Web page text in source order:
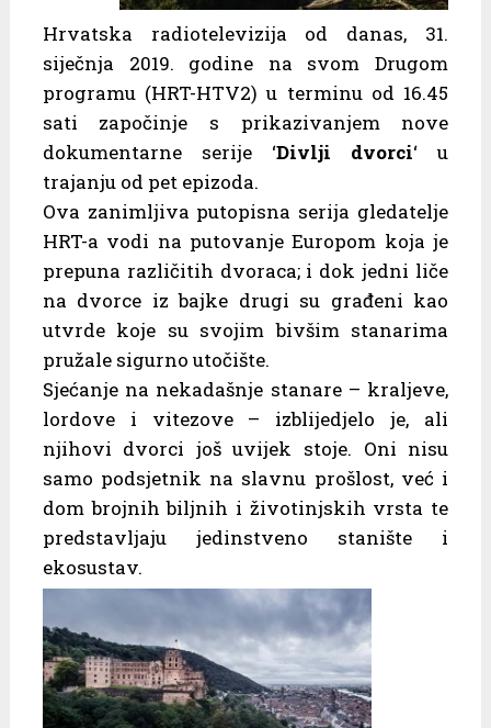
Hrvatska radiotelevizija od danas, 31.
siječnja 2019. godine na svom Drugom
programu (HRT-HTV2) u terminu od 16.45
sati započinje s prikazivanjem nove
dokumentarne serije ‘Divlji dvorci‘ u
trajanju od pet epizoda.
Ova zanimljiva putopisna serija gledatelje
HRT-a vodi na putovanje Europom koja je
prepuna različitih dvoraca; i dok jedni liče
na dvorce iz bajke drugi su građeni kao
utvrde koje su svojim bivšim stanarima
pružale sigurno utočište.
Sjećanje na nekadašnje stanare – kraljeve,
lordove i vitezove – izblijedjelo je, ali
njihovi dvorci još uvijek stoje. Oni nisu
samo podsjetnik na slavnu prošlost, već i
dom brojnih biljnih i životinjskih vrsta te
predstavljaju jedinstveno stanište i
ekosustav.